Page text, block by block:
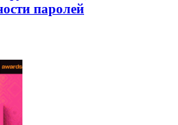
паролей